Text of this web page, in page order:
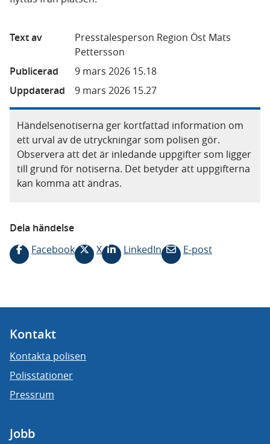
Text av
Presstalesperson Region Öst Mats
Pettersson
Publicerad
9 mars 2026 15.18
Uppdaterad
9 mars 2026 15.27
Händelsenotiserna ger kortfattad information om
ett urval av de utryckningar som polisen gör.
Observera att det är inledande uppgifter som ligger
till grund för notiserna. Det betyder att uppgifterna
kan komma att ändras.
Dela händelse
Facebook
X LinkedIn E-post
Kontakt
Kontakta polisen
Polisstationer
Pressrum
Jobb